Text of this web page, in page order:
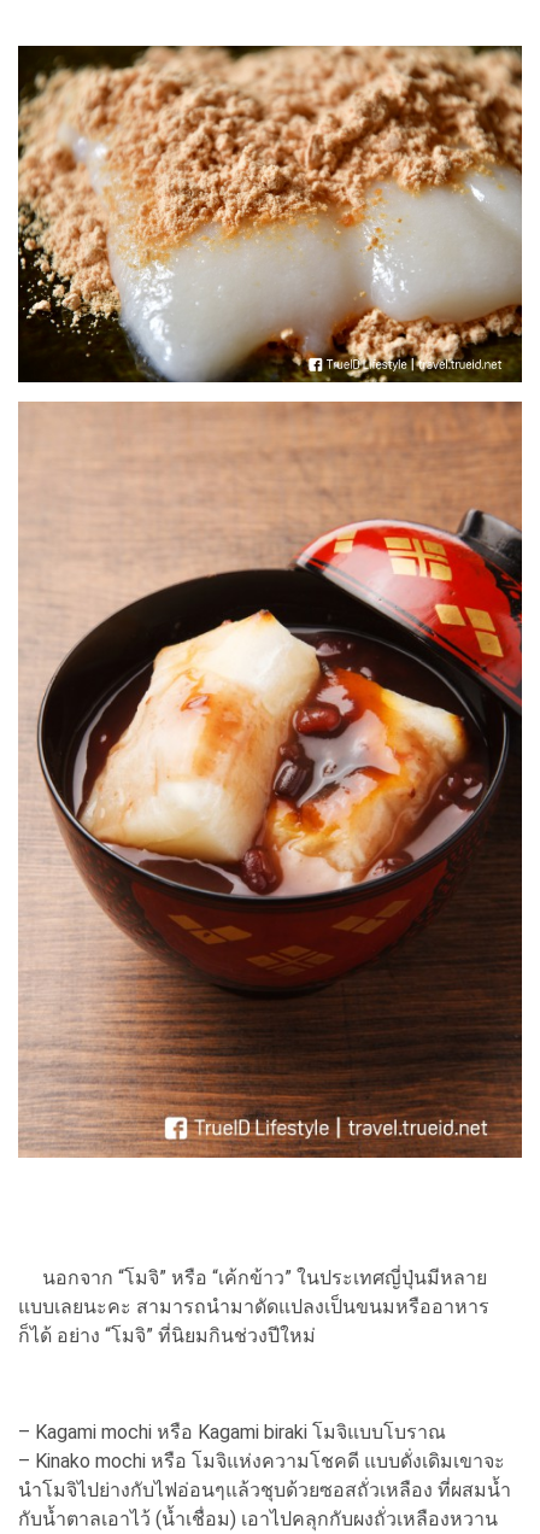
นอกจาก “โมจิ” หรือ “เค้กข้าว” ในประเทศญี่ปุ่นมีหลาย
แบบเลยนะคะ สามารถนำมาดัดแปลงเป็นขนมหรืออาหาร
ก็ได้ อย่าง “โมจิ” ที่นิยมกินช่วงปีใหม่
– Kagami mochi หรือ Kagami biraki โมจิแบบโบราณ
– Kinako mochi หรือ โมจิแห่งความโชคดี แบบดั่งเดิมเขาจะ
นำโมจิไปย่างกับไฟอ่อนๆแล้วชุบด้วยซอสถั่วเหลือง ที่ผสมน้ำ
กับน้ำตาลเอาไว้ (น้ำเชื่อม) เอาไปคลุกกับผงถั่วเหลืองหวาน